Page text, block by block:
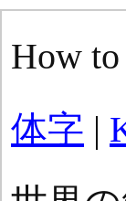
How
体字 |